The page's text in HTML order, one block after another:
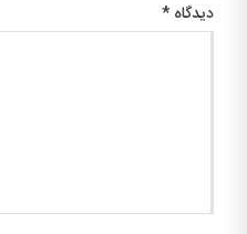
دیدگاه *